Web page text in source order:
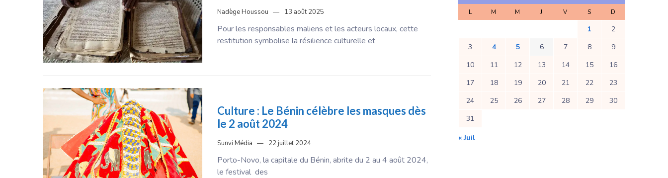
Nadège Houssou 13 août 2025
Pour les responsables maliens et les acteurs locaux, cette
restitution symbolise la résilience culturelle et
Culture : Le Bénin célèbre les masques dès
le 2 août 2024
Sunvi Média 22 juillet 2024
Porto-Novo, la capitale du Bénin, abrite du 2 au 4 août 2024,
le festival des
L M M J V S D
1
2
3
4 5 6 7 8
9
10
11 12 13 14 15
16
17
18 19 20 21 22
23
24
25 26 27 28 29
30
31
« Juil